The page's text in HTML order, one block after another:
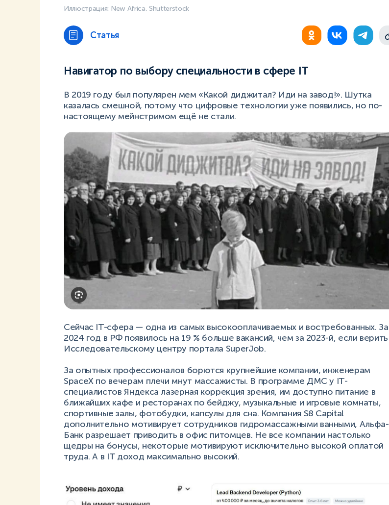
Иллюстрация: New Africa, Shutterstock
Статья
Навигатор по выбору специальности в сфере IT
В 2019 году был популярен мем «Какой диджитал? Иди на завод!». Шутка
казалась смешной, потому что цифровые технологии уже появились, но по-
настоящему мейнстримом ещё не стали.
Сейчас IT-сфера — одна из самых высокооплачиваемых и востребованных. За
2024 год в РФ появилось на 19 % больше вакансий, чем за 2023-й, если верить
Исследовательскому центру портала SuperJob.
За опытных профессионалов борются крупнейшие компании, инженерам
SpaceX по вечерам плечи мнут массажисты. В программе ДМС у IT-
специалистов Яндекса лазерная коррекция зрения, им доступно питание в
ближайших кафе и ресторанах по бейджу, музыкальные и игровые комнаты,
спортивные залы, фотобудки, капсулы для сна. Компания S8 Capital
дополнительно мотивирует сотрудников гидромассажными ванными, Альфа-
Банк разрешает приводить в офис питомцев. Не все компании настолько
щедры на бонусы, некоторые мотивируют исключительно высокой оплатой
труда. А в IT доход максимально высокий.